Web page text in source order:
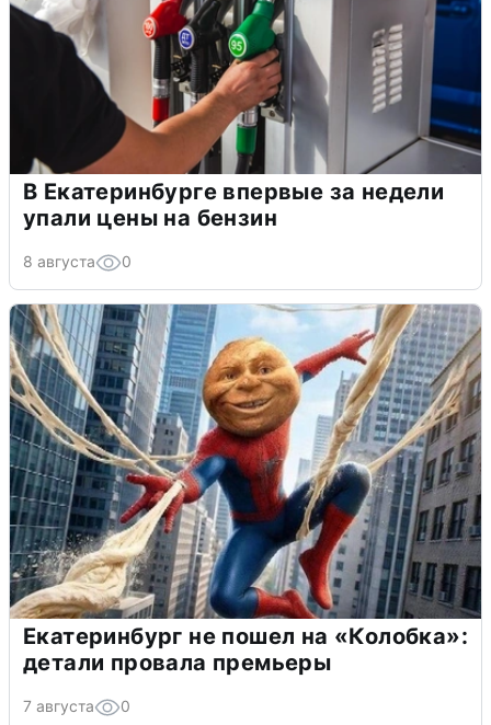
В Екатеринбурге впервые за недели
упали цены на бензин
8 августа 0
Екатеринбург не пошел на «Колобка»:
детали провала премьеры
7 августа 0